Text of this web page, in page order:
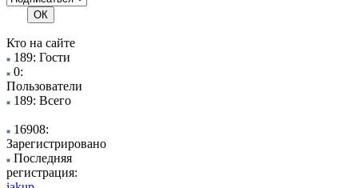
Кто на сайте
189: Гости
0:
Пользователи
189: Всего
16908:
Зарегистрировано
Последняя
регистрация: